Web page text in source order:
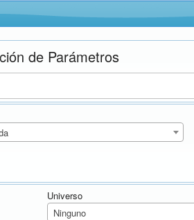
de Parámetros
Universo
Ninguno